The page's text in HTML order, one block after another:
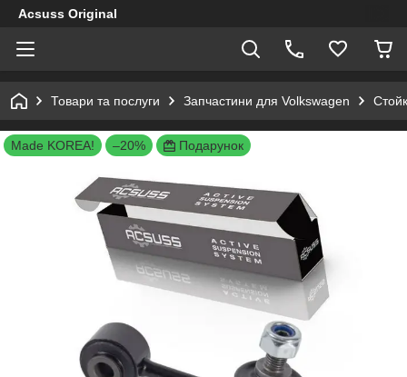
Acsuss Original
Товари та послуги Запчастини для Volkswagen
Made KOREA! –20% Подарунок